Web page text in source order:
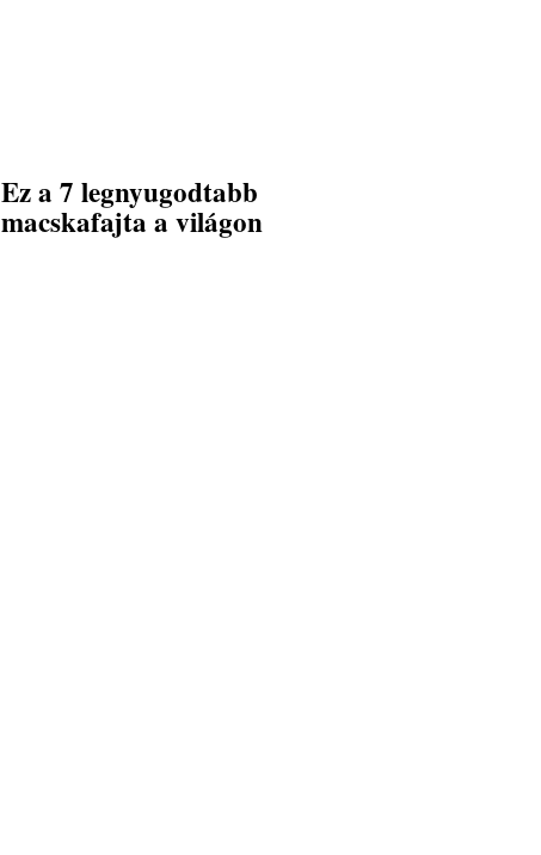
Ez a 7 legnyugodtabb
macskafajta a világon